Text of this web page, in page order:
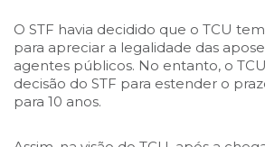
O STF havia decidido que o TCU
para apreciar a legalidade das
agentes públicos. No entanto, o
decisão do STF para estender o
para 10 anos.